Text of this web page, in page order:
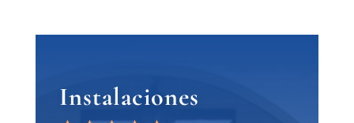
Instalaciones